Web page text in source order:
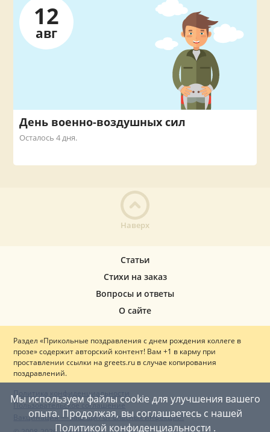
12
авг
День военно-воздушных сил
Осталось 4 дня.
Наверх
Мы используем файлы cookie для улучшения вашего
опыта. Продолжая, вы соглашаетесь с нашей
Политикой конфиденциальности .
Статьи
Стихи на заказ
Вопросы и ответы
О сайте
Раздел «Прикольные поздравления с днем рождения коллеге в
прозе» содержит авторский контент! Вам +1 в карму при
проставлении ссылки на greets.ru в случае копирования
поздравлений.
Политика конфиденциальности
Пользовательское соглашение
Вакцинация — ваш щит от опасных инфекций!